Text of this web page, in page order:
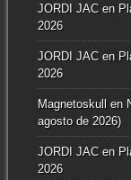
JORDI JACen
2026
JORDI JACen
2026
Magnetoskullen
agosto de 2026)
JORDI JACen
2026